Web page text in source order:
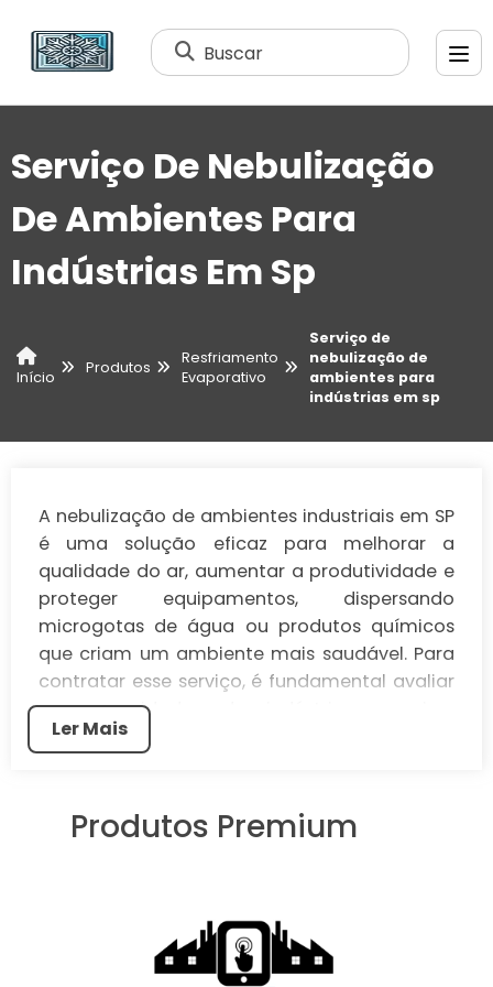
Buscar
Serviço De Nebulização
De Ambientes Para
Indústrias Em Sp
Início
Produtos
Resfriamento
Evaporativo
Serviço de
nebulização de
ambientes para
indústrias em sp
A nebulização de ambientes industriais em SP
é uma solução eficaz para melhorar a
qualidade do ar, aumentar a produtividade e
proteger equipamentos, dispersando
microgotas de água ou produtos químicos
que criam um ambiente mais saudável. Para
contratar esse serviço, é fundamental avaliar
as necessidades da indústria, pesquisar
fornecedores confiáveis e comparar
de pragas, tornando a nebulização uma
O serviço de nebulização de ambientes para
indústrias em SP é uma solução inovadora
que visa melhorar a qualidade do ar e o
Ler Mais
Produtos Premium